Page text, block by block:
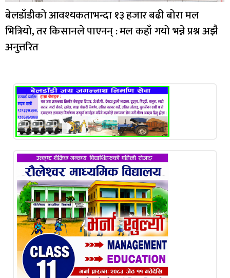
बेलडाँडीको आवश्यकताभन्दा १३ हजार बढी बोरा मल
भित्रियो, तर किसानले पाएनन् : मल कहाँ गयो भन्ने प्रश्न अझै
अनुत्तरित